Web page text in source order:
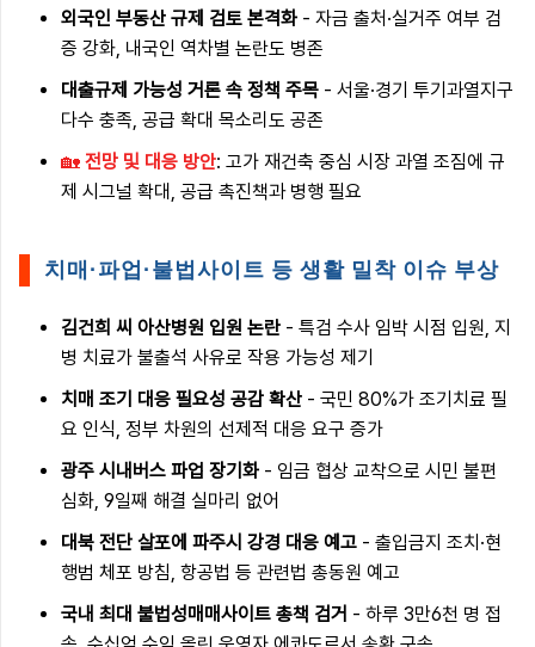
외국인 부동산 규제 검토 본격화 - 자금 출처·실거주 여부 검
증 강화, 내국인 역차별 논란도 병존
대출규제 가능성 거론 속 정책 주목 - 서울·경기 투기과열지구
다수 충족, 공급 확대 목소리도 공존
🏡 전망 및 대응 방안: 고가 재건축 중심 시장 과열 조짐에 규
제 시그널 확대, 공급 촉진책과 병행 필요
치매·파업·불법사이트 등 생활 밀착 이슈 부상
김건희 씨 아산병원 입원 논란 - 특검 수사 임박 시점 입원, 지
병 치료가 불출석 사유로 작용 가능성 제기
치매 조기 대응 필요성 공감 확산 - 국민 80%가 조기치료 필
요 인식, 정부 차원의 선제적 대응 요구 증가
광주 시내버스 파업 장기화 - 임금 협상 교착으로 시민 불편
심화, 9일째 해결 실마리 없어
대북 전단 살포에 파주시 강경 대응 예고 - 출입금지 조치·현
행범 체포 방침, 항공법 등 관련법 총동원 예고
국내 최대 불법성매매사이트 총책 검거 - 하루 3만6천 명 접